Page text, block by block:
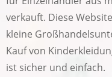
verkauft. Diese
kleine
Kauf von
ist sicher und einfach.